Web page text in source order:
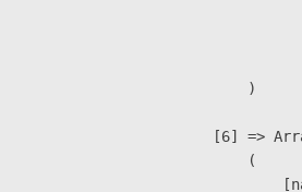
                        )
[6] =>
                        (